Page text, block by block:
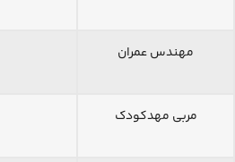
مهندس عمران
مربی مهدکودک